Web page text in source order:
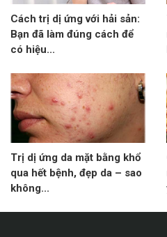
Cách trị dị ứng với hải sản:
Bạn đã làm đúng cách để
có hiệu...
Trị dị ứng da mặt bằng khổ
qua hết bệnh, đẹp da – sao
không...